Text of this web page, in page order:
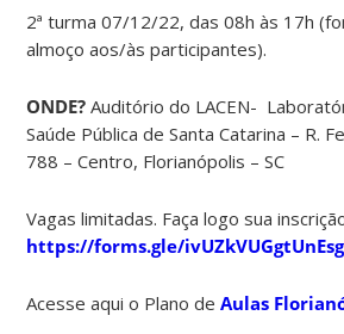
2ª turma 07/12/22, das 08h às 17h
almoço aos/às participantes).
ONDE? Auditório do LACEN-
Saúde Pública de Santa Catarina – R.
788 – Centro, Florianópolis – SC
Vagas limitadas. Faça logo sua
https://forms.gle/
Acesse aqui o Plano deAulas